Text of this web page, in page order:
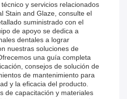
y servicios relacionados
Stain and Glaze, consulte el
suministrado con el
de apoyo se dedica a
dentales a lograr
nuestras soluciones de
una guía completa
consejos de solución de
de mantenimiento para
y la eficacia del producto.
de capacitación y materiales